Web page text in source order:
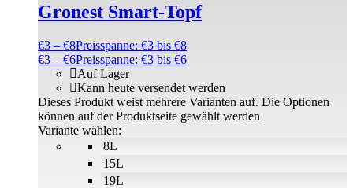
Gronest Smart-Topf
€3 –€8Preisspanne: €3 bis €8
€3 – €6Preisspanne: €3 bis €6
8L
15L
19L
Auf Lager
Kann heute versendet werden
Variante wählen:
Dieses Produkt weist mehrere Varianten auf. Die Optionen
können auf der Produktseite gewählt werden